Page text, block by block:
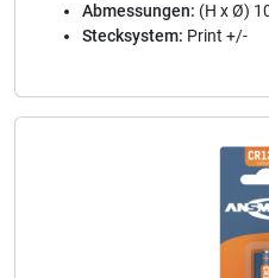
Abmessungen: (H x Ø)
Stecksystem: Print +/-